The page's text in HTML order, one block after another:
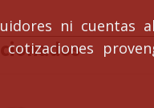
ni cuentas